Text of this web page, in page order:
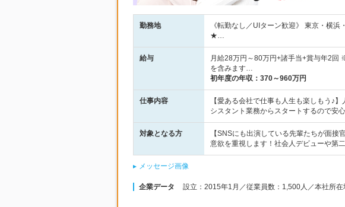
勤務地
《転勤なし／UIターン歓迎》 東京・横
★…
給与
月給28万円～80万円+諸手当+賞与年2回
を含みます…
初年度の年収： 370～960万円
仕事内容
【愛ある会社で仕事も人生も楽しもう♪
シスタント業務からスタートするので安
対象となる方
【SNSにも出演している先輩たちが面
意欲を重視します！社会人デビューや第
メッセージ画像
企業データ 設立：2015年1月／従業員数：1,500人／本社所在